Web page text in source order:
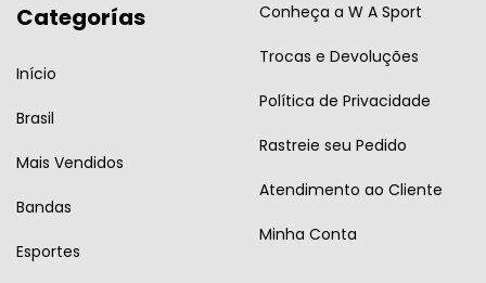
Categorías
Início
Brasil
Mais Vendidos
Bandas
Esportes
Conheça a W A Sport
Trocas e Devoluções
Política de Privacidade
Rastreie seu Pedido
Atendimento ao Cliente
Minha Conta